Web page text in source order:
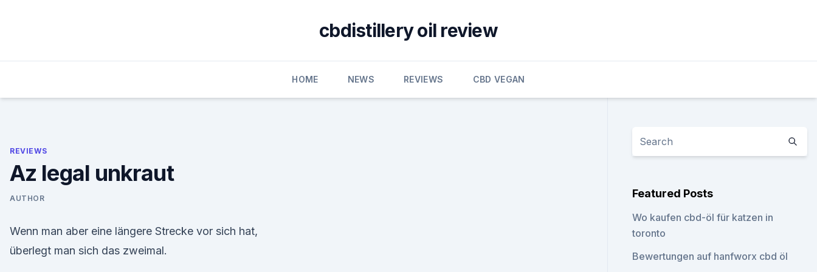
cbdistillery oil review
HOME NEWS REVIEWS CBD VEGAN
REVIEWS
Az legal unkraut
AUTHOR
Wenn man aber eine längere Strecke vor sich hat,
überlegt man sich das zweimal.
Featured Posts
Wo kaufen cbd-öl für katzen in
toronto
Bewertungen auf hanfworx cbd öl